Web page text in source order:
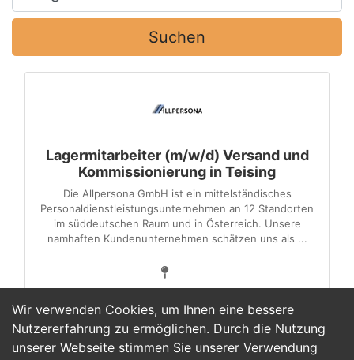
Wir verwenden Cookies, um Ihnen eine bessere
Nutzererfahrung zu ermöglichen. Durch die Nutzung
unserer Webseite stimmen Sie unserer Verwendung
Suchen
Lagermitarbeiter (m/w/d) Versand und
Kommissionierung in Teising
Die Allpersona GmbH ist ein mittelständisches
Personaldienstleistungsunternehmen an 12 Standorten
im süddeutschen Raum und in Österreich. Unsere
namhaften Kundenunternehmen schätzen uns als ...
1